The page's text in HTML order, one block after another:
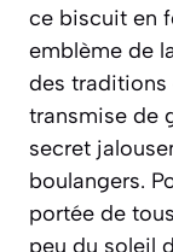
ce biscuit en
emblème de
des traditions
transmise de
secret
boulangers.
portée de
peu du soleil